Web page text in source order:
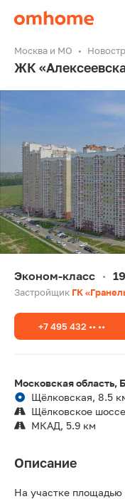
Москва и МО
ЖК
Эконом-класс •
Застройщик ГК
+7 495 432 •• ••
Московская область,
Щёлковская, 8.5
Щёлковское
МКАД, 5.9 км
Описание
На участке